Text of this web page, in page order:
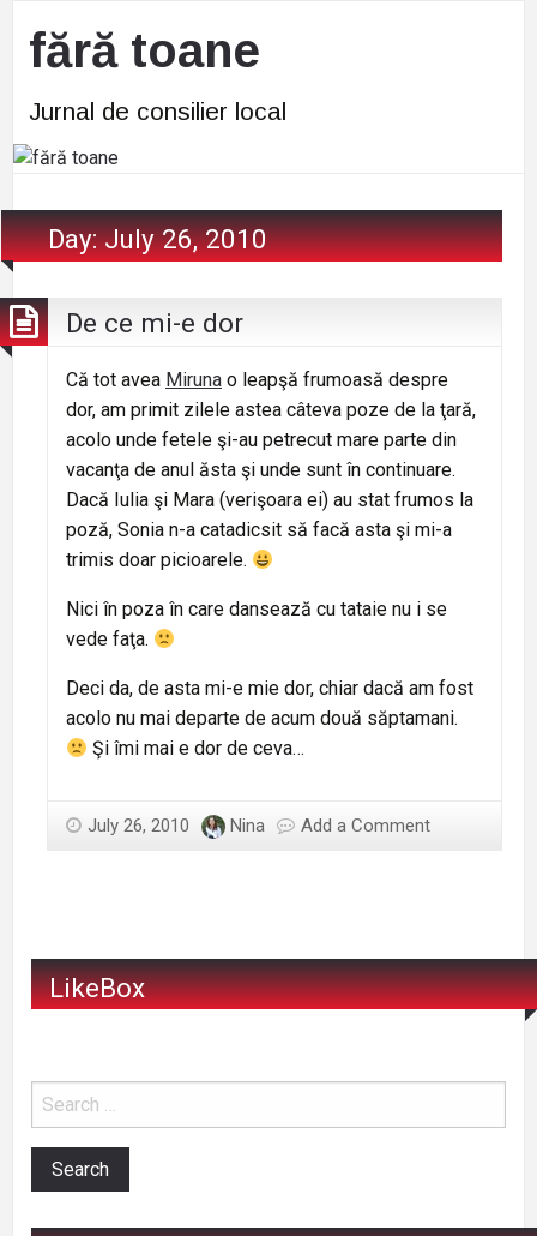
fără toane
Jurnal de consilier local
Day:July 26, 2010
De ce mi-e dor
Că tot avea Miruna o leapşă frumoasă despre
dor, am primit zilele astea câteva poze de la ţară,
acolo unde fetele şi-au petrecut mare parte din
vacanţa de anul ăsta şi unde sunt în continuare.
Dacă Iulia şi Mara (verişoara ei) au stat frumos la
poză, Sonia n-a catadicsit să facă asta şi mi-a
trimis doar picioarele.
Nici în poza în care dansează cu tataie nu i se
vede faţa.
Deci da, de asta mi-e mie dor, chiar dacă am fost
acolo nu mai departe de acum două săptamani.
Şi îmi mai e dor de ceva…
July 26, 2010 Nina Add a Comment
LikeBox